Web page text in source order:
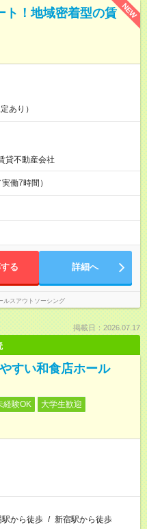
NEW
ト！地域密着型の賃
あり）
貸不動産会社
働7時間）
る 詳細へ
ルスアウトソーシング
掲載日：2026.07.17
すい和食店ホール
経験OK
大学生歓迎
駅から徒歩 / 新宿駅から徒歩